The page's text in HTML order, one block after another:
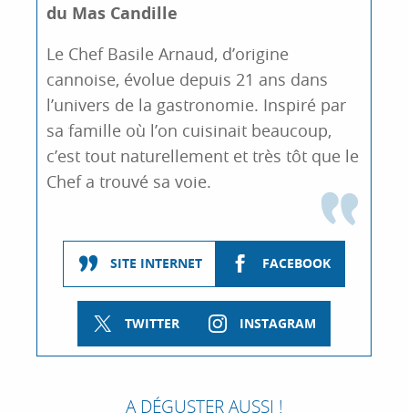
du Mas Candille
Le Chef Basile Arnaud, d’origine
cannoise, évolue depuis 21 ans dans
l’univers de la gastronomie. Inspiré par
sa famille où l’on cuisinait beaucoup,
c’est tout naturellement et très tôt que le
Chef a trouvé sa voie.
SITE INTERNET FACEBOOK
TWITTER INSTAGRAM
A DÉGUSTER AUSSI !
RECETTE « LE PAIN DE CAMPAGNE »
se faire plaisir en cuisinant de délicieux plats